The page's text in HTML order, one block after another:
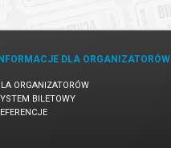
INFORMACJE DLA ORGANIZATORÓW
ORGANIZATORÓW
BILETOWY